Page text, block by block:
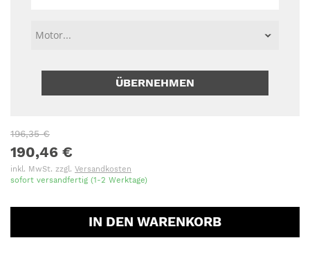
ÜBERNEHMEN
196,35 €
190,46 €
inkl. MwSt. zzgl. Versandkosten
sofort versandfertig (1-2 Werktage)
IN DEN WARENKORB